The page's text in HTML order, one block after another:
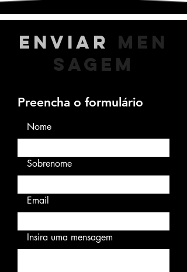
ENVIAR
MEN
SAGEM
Preencha o formulário
Nome
Sobrenome
Email
Insira uma mensagem